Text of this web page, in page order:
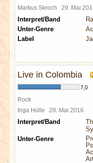
Markus Skroch 29. Mai
Interpret/Band
Unter-Genre
Label
Live in Colombia
7,0
Rock
Inga Hülle 28. Mai 2016
Interpret/Band
Unter-Genre